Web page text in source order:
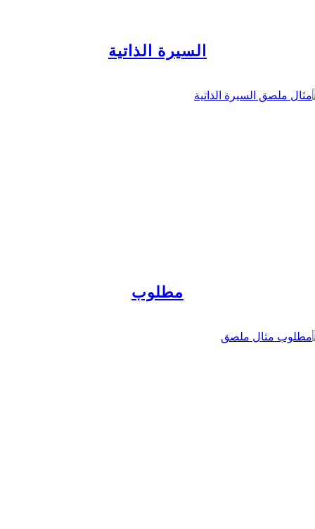
السيرة الذاتية
مطلوب